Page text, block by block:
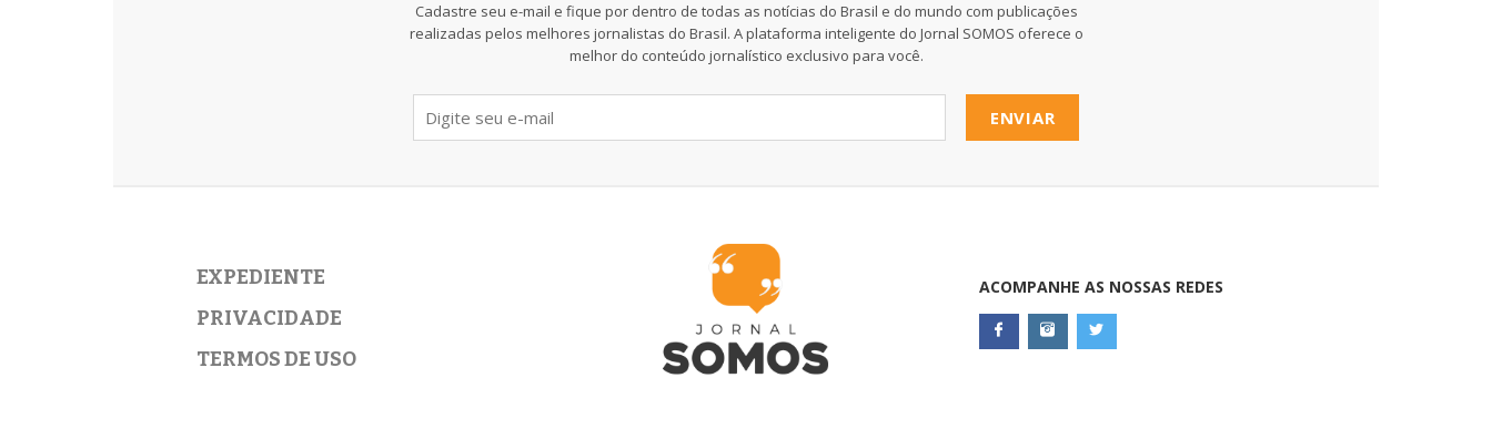
Cadastre seu e-mail e fique por dentro de todas as notícias do Brasil e do mundo com publicações
realizadas pelos melhores jornalistas do Brasil. A plataforma inteligente do Jornal SOMOS oferece o
melhor do conteúdo jornalístico exclusivo para você.
ENVIAR
EXPEDIENTE
PRIVACIDADE
TERMOS DE USO
ACOMPANHE AS NOSSAS REDES